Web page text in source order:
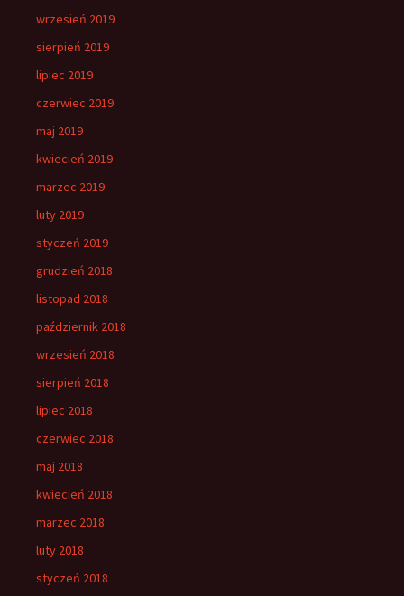
wrzesień 2019
sierpień 2019
lipiec 2019
czerwiec 2019
maj 2019
kwiecień 2019
marzec 2019
luty 2019
styczeń 2019
grudzień 2018
listopad 2018
październik 2018
wrzesień 2018
sierpień 2018
lipiec 2018
czerwiec 2018
maj 2018
kwiecień 2018
marzec 2018
luty 2018
styczeń 2018